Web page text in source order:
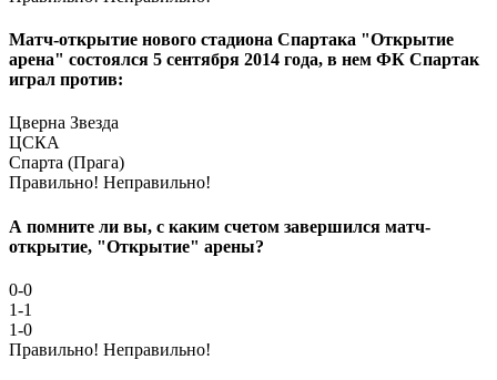
Матч-открытие нового стадиона Спартака "Открытие
арена" состоялся 5 сентября 2014 года, в нем ФК Спартак
играл против:
Цверна Звезда
ЦСКА
Спарта (Прага)
Правильно! Неправильно!
А помните ли вы, с каким счетом завершился матч-
открытие, "Открытие" арены?
0-0
1-1
1-0
Правильно! Неправильно!